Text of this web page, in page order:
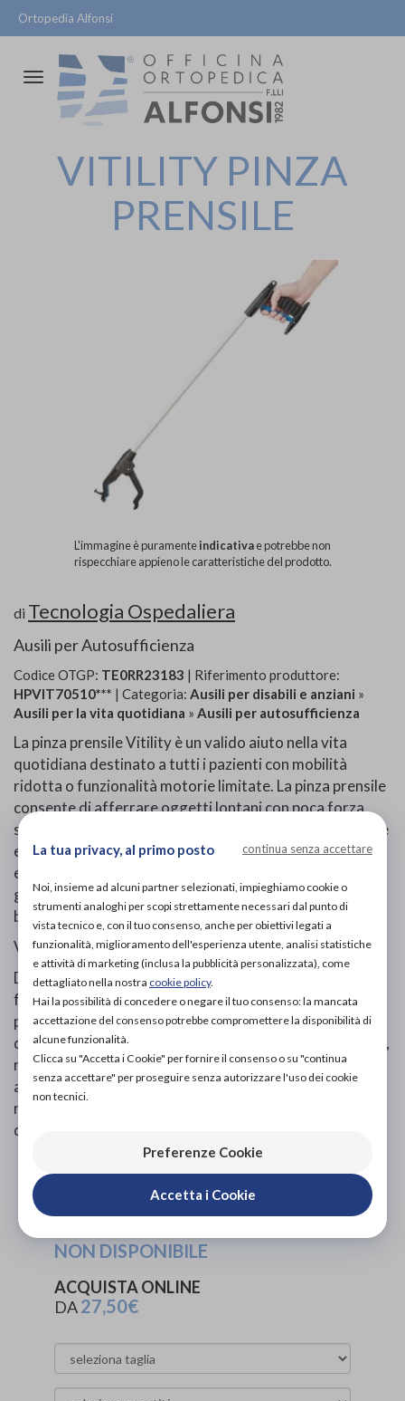
Ortopedia Alfonsi
Attiva/disattiva
navigazione
VITILITY PINZA
PRENSILE
L'immagine è puramenteindicativae potrebbe non
rispecchiare appieno le caratteristiche del prodotto.
di Tecnologia Ospedaliera
Ausili per Autosufficienza
Codice OTGP: TE0RR23183 | Riferimento produttore:
HPVIT70510*** | Categoria: Ausili per disabili e anziani »
Ausili per la vita quotidiana » Ausili per autosufficienza
La pinza prensile Vitility è un valido aiuto nella vita
quotidiana destinato a tutti i pazienti con mobilità
ridotta o funzionalità motorie limitate. La pinza prensile
consente di afferrare oggetti lontani con poca forza,
senza piegarsi o allungarsi. E’ semplicissima da utilizzare
ed è adatta alla presa di oggetti leggeri come ad
esempio un mazzo di chiavi, un telecomando o un
giornale: premendo la maniglia, l’uncino si chiude
bloccando e afferrando l’oggetto.
Vitility rende la tua vita più semplice!
Da sempre gli ausili per anziani e disabili di Vitility si
fanno riconoscere per essere innovativi, sono
progettati per abbattere le barriere alzate dai limiti e
dall’età. L’azienda è in costante ricerca al miglioramento,
rendendo tutti i loro ausili diversi da quelli proposti da
altre aziende. Ci piace pensare in un’ottica positiva,
rendendo la vità più facile e bella indipendentemente
dalla disabilità.
PROVA E ACQUISTA IN NEGOZIO
NON DISPONIBILE
ACQUISTA ONLINE
DA27,50€
La tua privacy, al primo posto continua senza accettare
Noi, insieme ad alcuni partner selezionati, impieghiamo cookie o
strumenti analoghi per scopi strettamente necessari dal punto di
vista tecnico e, con il tuo consenso, anche per obiettivi legati a
funzionalità, miglioramento dell'esperienza utente, analisi statistiche
e attività di marketing (inclusa la pubblicità personalizzata), come
dettagliato nella nostra cookie policy.
Hai la possibilità di concedere o negare il tuo consenso: la mancata
accettazione del consenso potrebbe compromettere la disponibilità di
alcune funzionalità.
Clicca su "Accetta i Cookie" per fornire il consenso o su "continua
senza accettare" per proseguire senza autorizzare l'uso dei cookie
non tecnici.
Preferenze Cookie
Accetta i Cookie